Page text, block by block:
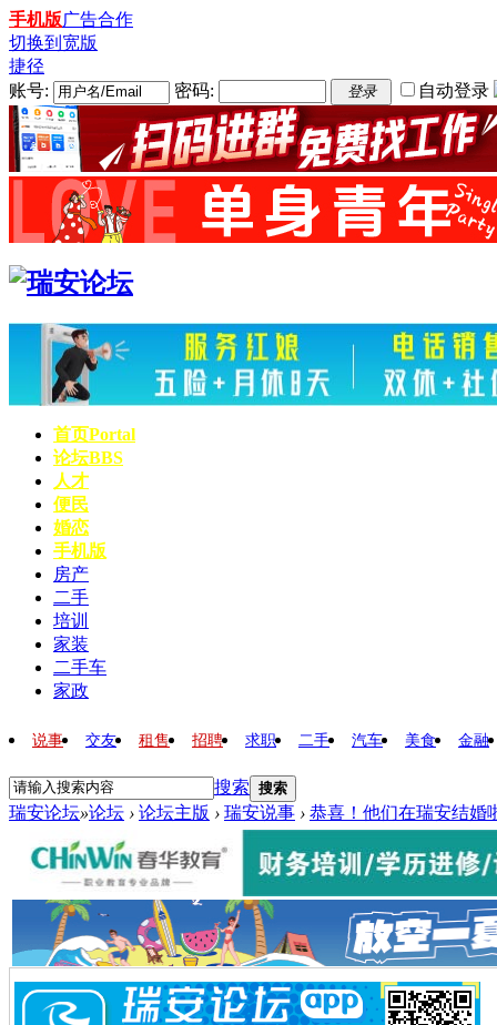
手机版广告合作
切换到宽版
捷径
账号:
密码: 登录 自动登录
首页Portal
论坛BBS
人才
便民
婚恋
手机版
房产
二手
培训
家装
二手车
家政
说事 交友 租售 招聘 求职 二手 汽车 美食 金融
搜索 搜索
瑞安论坛»论坛 › 论坛主版 › 瑞安说事 › 恭喜！他们在瑞安结婚